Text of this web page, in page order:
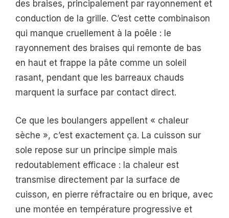
des braises, principalement par rayonnement et
conduction de la grille. C’est cette combinaison
qui manque cruellement à la poêle : le
rayonnement des braises qui remonte de bas
en haut et frappe la pâte comme un soleil
rasant, pendant que les barreaux chauds
marquent la surface par contact direct.
Ce que les boulangers appellent « chaleur
sèche », c’est exactement ça. La cuisson sur
sole repose sur un principe simple mais
redoutablement efficace : la chaleur est
transmise directement par la surface de
cuisson, en pierre réfractaire ou en brique, avec
une montée en température progressive et